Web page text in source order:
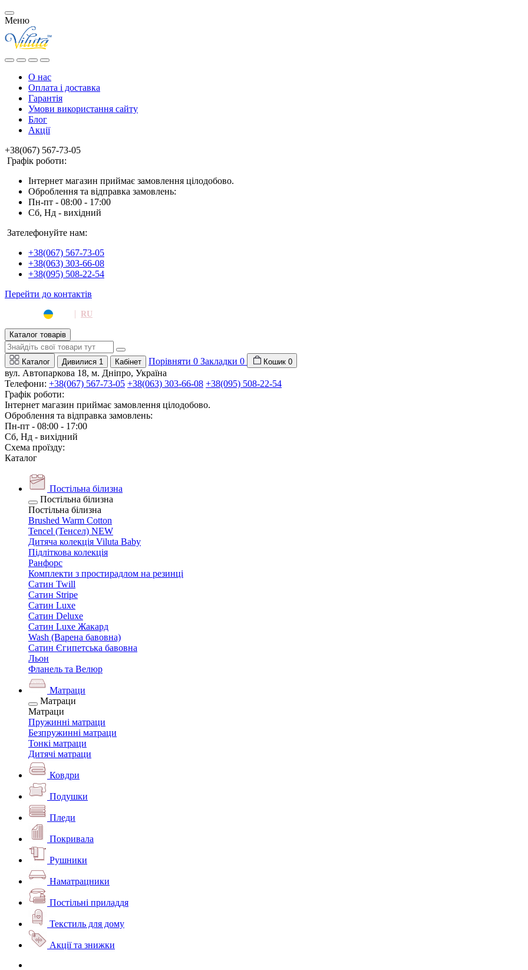
Меню
О нас
Оплата і доставка
Гарантія
Умови використання сайту
Блог
Акції
+38(067) 567-73-05
Графік роботи:
Інтернет магазин приймає замовлення цілодобово.
Оброблення та відправка замовлень:
Пн-пт - 08:00 - 17:00
Сб, Нд - вихідний
Зателефонуйте нам:
+38(067) 567-73-05
+38(063) 303-66-08
+38(095) 508-22-54
Перейти до контактів
| RU
Каталог товарів
Каталог Дивилися 1 Кабінет Порівняти 0 Закладки 0 Кошик 0
вул. Автопаркова 18, м. Дніпро, Україна
Телефони: +38(067) 567-73-05 +38(063) 303-66-08 +38(095) 508-22-54
Графік роботи:
Інтернет магазин приймає замовлення цілодобово.
Оброблення та відправка замовлень:
Пн-пт - 08:00 - 17:00
Сб, Нд - вихідний
Схема проїзду:
Каталог
Постільна білизна
Постільна білизна
Постільна білизна
Brushed Warm Cotton
Tencel (Тенсел) NEW
Дитяча колекція Viluta Baby
Підліткова колекція
Ранфорс
Комплекти з простирадлом на резинці
Сатин Twill
Сатин Stripe
Сатин Luxe
Сатин Deluxe
Сатин Luxe Жакард
Wash (Варена бавовна)
Сатин Єгипетська бавовна
Льон
Фланель та Велюр
Матраци
Матраци
Матраци
Пружинні матраци
Безпружинні матраци
Тонкі матраци
Дитячі матраци
Ковдри
Подушки
Пледи
Покривала
Рушники
Наматрацники
Постільні приладдя
Текстиль для дому
Акції та знижки